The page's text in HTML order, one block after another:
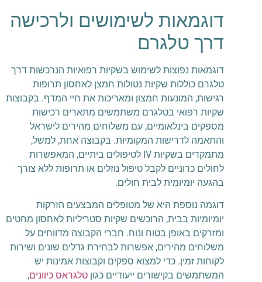
דוגמאות לשימושים ולרכישה
דרך טלגרם
דוגמאות נפוצות לשימוש בשקיות רפואיות הנרכשות דרך
טלגרם כוללות שקיות נטולות חמצן לאחסון תרופות
רגישות, המונעות חמצון ומאריכות את חיי המדף. בקבוצות
שקיות רפואי בטלגרם משתמשים מתארים רכישות
מספקים בינלאומיים, עם משלוחים מהירים לישראל
והתאמה לדרישות המקומיות. בקבוצה אחת, למשל,
מתמקדים בשקיות IV לטיפולים ביתיים, המאפשרות
לחולים כרוניים לקבל טיפול נוזלים או תרופות ללא צורך
בהגעה יומיומית לבית חולים.
דוגמה נוספת היא של מטופלים המבצעים הזרקות
יומיומיות בבית, הרוכשים שקיות סטריליות לאחסון מחטים
ומזרקים באופן בטוח ונוח. חברי הקבוצה מדווחים על
משלוחים מהירים, אפשרות לבחירת גדלים שונים ושירות
לקוחות זמין. כדי למצוא ספקים וקבוצות אמינות יש
המשתמשים בקישורים ייעודיים כגון טלגראס כיוונים,